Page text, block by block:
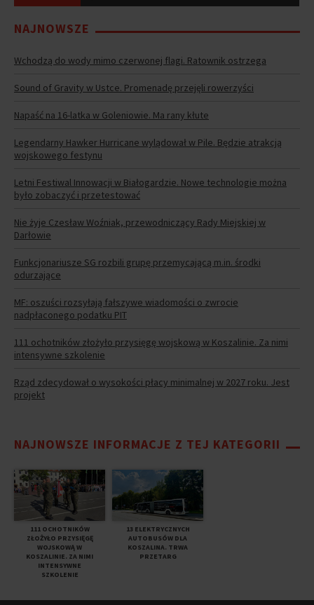
NAJNOWSZE
Wchodzą do wody mimo czerwonej flagi. Ratownik ostrzega
Sound of Gravity w Ustce. Promenadę przejęli rowerzyści
Napaść na 16-latka w Goleniowie. Ma rany kłute
Legendarny Hawker Hurricane wylądował w Pile. Będzie atrakcją
wojskowego festynu
Letni Festiwal Innowacji w Białogardzie. Nowe technologie można
było zobaczyć i przetestować
Nie żyje Czesław Woźniak, przewodniczący Rady Miejskiej w
Darłowie
Funkcjonariusze SG rozbili grupę przemycającą m.in. środki
odurzające
MF: oszuści rozsyłają fałszywe wiadomości o zwrocie
nadpłaconego podatku PIT
111 ochotników złożyło przysięgę wojskową w Koszalinie. Za nimi
intensywne szkolenie
Rząd zdecydował o wysokości płacy minimalnej w 2027 roku. Jest
projekt
NAJNOWSZE INFORMACJE Z TEJ KATEGORII
111 OCHOTNIKÓW
ZŁOŻYŁO PRZYSIĘGĘ
WOJSKOWĄ W
KOSZALINIE. ZA NIMI
INTENSYWNE
SZKOLENIE
13 ELEKTRYCZNYCH
AUTOBUSÓW DLA
KOSZALINA. TRWA
PRZETARG